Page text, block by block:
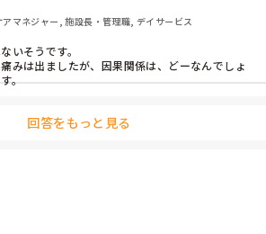
マネジャー, 施設長・管理職, デイサービス
いそうです。
みは出ましたが、因果関係は、どーなんでしょ
。
回答をもっと見る